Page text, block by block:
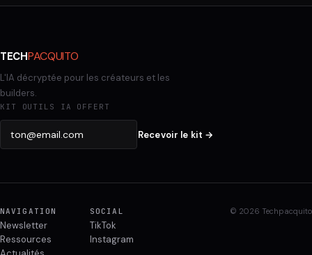
TECHPACQUITO
L'IA décryptée pour les créateurs et les
builders.
KIT OUTILS IA OFFERT
Recevoir le kit →
NAVIGATION
Newsletter
Ressources
SOCIAL
TikTok
Instagram
© 2026 Techpacquito